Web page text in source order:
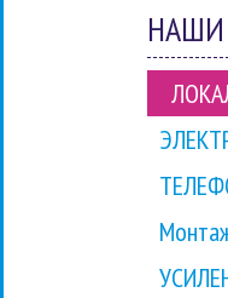
НАШИ